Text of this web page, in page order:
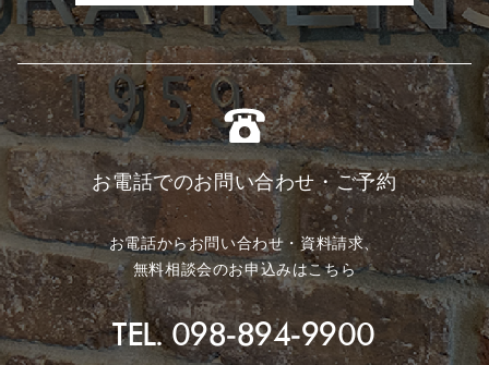
お電話でのお問い合わせ・ご予約
お電話からお問い合わせ・資料請求、
無料相談会のお申込みはこちら
TEL. 098-894-9900